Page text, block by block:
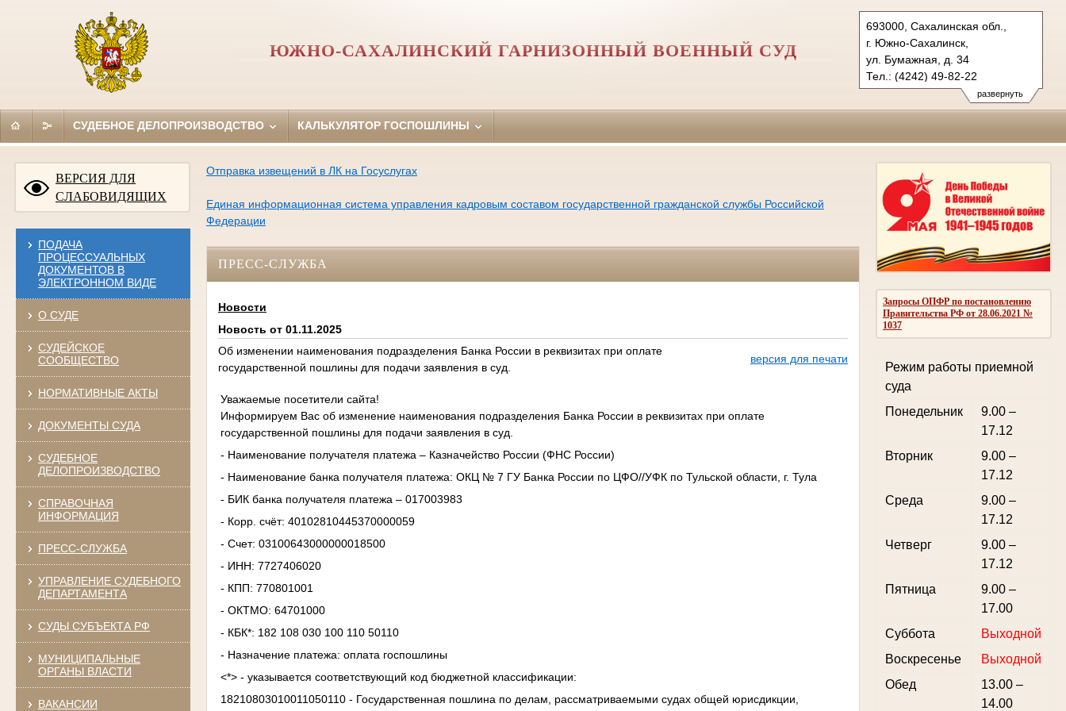
развернуть
693000, Сахалинская обл.,
г. Южно-Сахалинск,
ул. Бумажная, д. 34
Тел.: (4242) 49-82-22
yusgvs.sah@sudrf.ru
ЮЖНО-САХАЛИНСКИЙ ГАРНИЗОННЫЙ ВОЕННЫЙ СУД
СУДЕБНОЕ ДЕЛОПРОИЗВОДСТВО КАЛЬКУЛЯТОР ГОСПОШЛИНЫ
ВЕРСИЯ ДЛЯ
СЛАБОВИДЯЩИХ
ПОДАЧА
ПРОЦЕССУАЛЬНЫХ
ДОКУМЕНТОВ В
ЭЛЕКТРОННОМ ВИДЕ
О СУДЕ
СУДЕЙСКОЕ
СООБЩЕСТВО
НОРМАТИВНЫЕ АКТЫ
ДОКУМЕНТЫ СУДА
СУДЕБНОЕ
ДЕЛОПРОИЗВОДСТВО
СПРАВОЧНАЯ
ИНФОРМАЦИЯ
ПРЕСС-СЛУЖБА
УПРАВЛЕНИЕ СУДЕБНОГО
ДЕПАРТАМЕНТА
СУДЫ СУБЪЕКТА РФ
МУНИЦИПАЛЬНЫЕ
ОРГАНЫ ВЛАСТИ
ВАКАНСИИ
Запросы ОПФР по постановлению
Правительства РФ от 28.06.2021 №
1037
Режим работы приемной
суда
Понедельник
9.00 –
17.12
Вторник
9.00 –
17.12
Среда
9.00 –
17.12
Четверг
9.00 –
17.12
Пятница
9.00 –
17.00
Суббота
Выходной
Воскресенье
Выходной
Обед
13.00 –
14.00
Отправка извещений в ЛК на Госуслугах
Единая информационная система управления кадровым составом государственной гражданской службы Российской
Федерации
ПРЕСС-СЛУЖБА
Новости
Новость от 01.11.2025
Об изменении наименования подразделения Банка России в реквизитах при оплате
государственной пошлины для подачи заявления в суд.
версия для печати
Уважаемые посетители сайта!
Информируем Вас об изменение наименования подразделения Банка России в реквизитах при оплате
государственной пошлины для подачи заявления в суд.
- Наименование получателя платежа – Казначейство России (ФНС России)
- Наименование банка получателя платежа: ОКЦ № 7 ГУ Банка России по ЦФО//УФК по Тульской области, г. Тула
- БИК банка получателя платежа – 017003983
- Корр. счёт: 40102810445370000059
- Счет: 03100643000000018500
- ИНН: 7727406020
- КПП: 770801001
- ОКТМО: 64701000
- КБК*: 182 108 030 100 110 50110
- Назначение платежа: оплата госпошлины
<*> - указывается соответствующий код бюджетной классификации:
18210803010011050110 - Государственная пошлина по делам, рассматриваемыми судах общей юрисдикции,